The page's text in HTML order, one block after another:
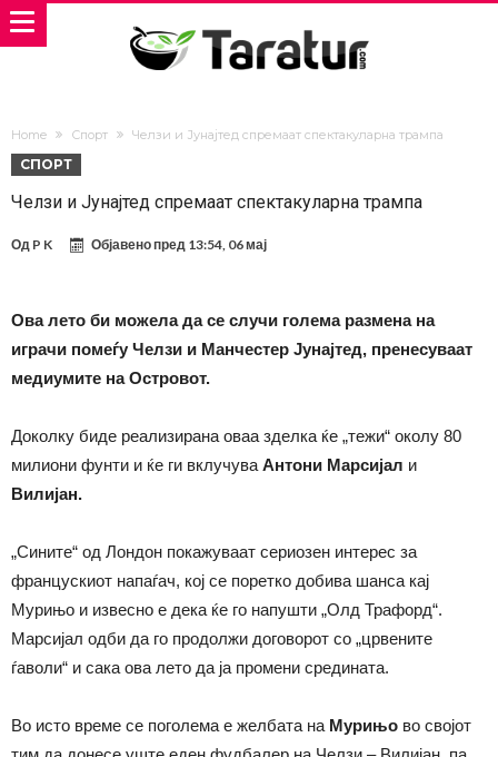
Home Спорт Челзи и Јунајтед спремаат спектакуларна трампа
СПОРТ
Челзи и Јунајтед спремаат спектакуларна трампа
Од P K Објавено пред 13:54, 06 мај
Ова лето би можела да се случи голема размена на
играчи помеѓу Челзи и Манчестер Јунајтед, пренесуваат
медиумите на Островот.
Доколку биде реализирана оваа зделка ќе „тежи“ околу 80
милиони фунти и ќе ги вклучува Антони Марсијал и
Вилијан.
„Сините“ од Лондон покажуваат сериозен интерес за
францускиот напаѓач, кој се поретко добива шанса кај
Мурињо и извесно е дека ќе го напушти „Олд Трафорд“.
Марсијал одби да го продолжи договорот со „црвените
ѓаволи“ и сака ова лето да ја промени средината.
Во исто време се поголема е желбата на Мурињо во својот